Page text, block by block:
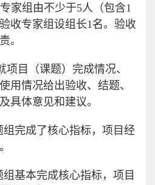
家组由不少于5人（包含1
收专家组设组长1名。验收
。
项目（课题）完成情况、
用情况给出验收、结题、
具体意见和建议。
完成了核心指标，项目经
基本完成核心指标，项目